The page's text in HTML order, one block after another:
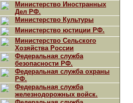
Министерство Иностранных
Дел РФ.
Министерство Культуры
Министерство юстиции РФ.
Министерство Сельского
Хозяйства России
Федеральная служба
безопасности РФ.
Федеральная служба охраны
РФ.
Федеральная служба
железнодорожных войск.